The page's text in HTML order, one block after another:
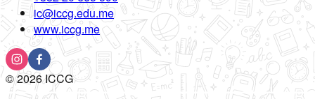
ic@iccg.edu.me
www.iccg.me
©2026ICCG